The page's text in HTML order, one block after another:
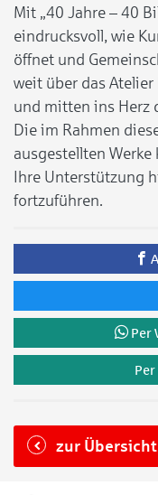
Mit „40 Jahre – 40
eindrucksvoll, wie
öffnet und
weit über das
und mitten ins Herz
Die im Rahmen
ausgestellten
Ihre Unterstützung
fortzuführen.
Per
zur Übersicht